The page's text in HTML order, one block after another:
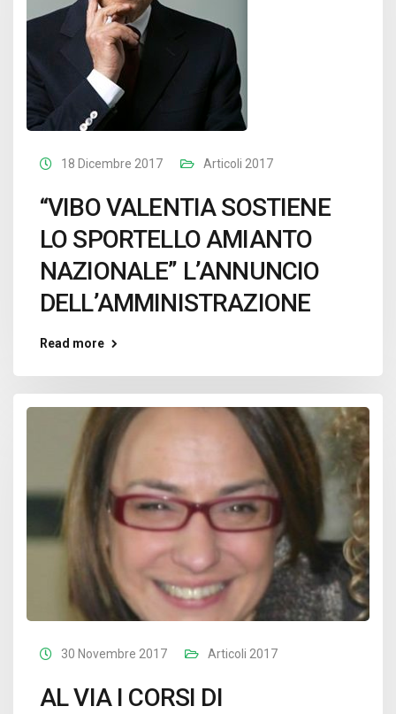
18 Dicembre 2017 Articoli 2017
“VIBO VALENTIA SOSTIENE
LO SPORTELLO AMIANTO
NAZIONALE” L’ANNUNCIO
DELL’AMMINISTRAZIONE
Read more
30 Novembre 2017 Articoli 2017
AL VIA I CORSI DI